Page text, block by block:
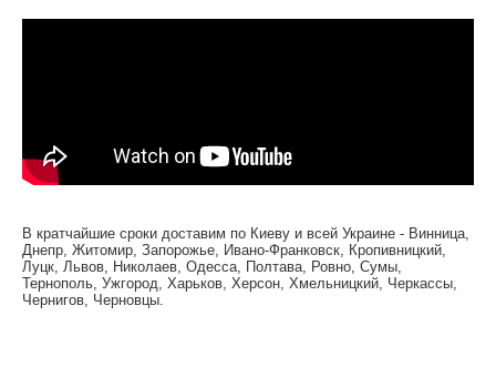
В кратчайшие сроки доставим по Киеву и всей Украине - Винница,
Днепр, Житомир, Запорожье, Ивано-Франковск, Кропивницкий,
Луцк, Львов, Николаев, Одесса, Полтава, Ровно, Сумы,
Тернополь, Ужгород, Харьков, Херсон, Хмельницкий, Черкассы,
Чернигов, Черновцы.